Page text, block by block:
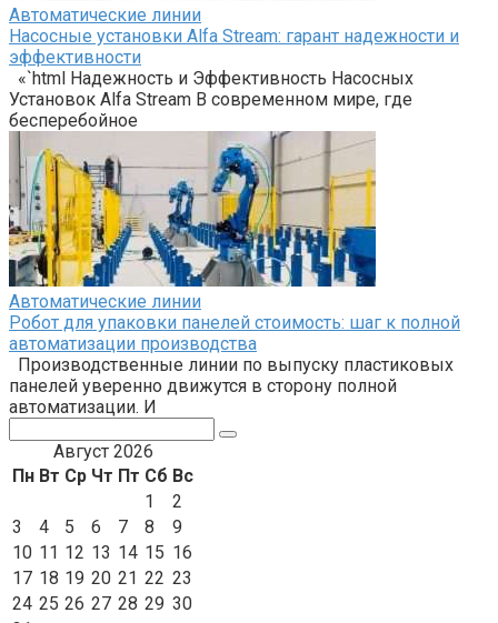
Автоматические линии
Насосные установки Alfa Stream: гарант надежности и
эффективности
«`html Надежность и Эффективность Насосных
Установок Alfa Stream В современном мире, где
бесперебойное
Автоматические линии
Робот для упаковки панелей стоимость: шаг к полной
автоматизации производства
Производственные линии по выпуску пластиковых
панелей уверенно движутся в сторону полной
автоматизации. И
Август 2026
Пн Вт Ср Чт Пт Сб Вс
1
2
3
4 5 6 7 8
9
10 11 12 13 14 15 16
17 18 19 20 21 22 23
24 25 26 27 28 29 30